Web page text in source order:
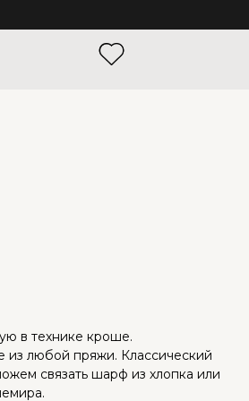
в технике кроше.
любой пряжи. Классический
связать шарф из хлопка или